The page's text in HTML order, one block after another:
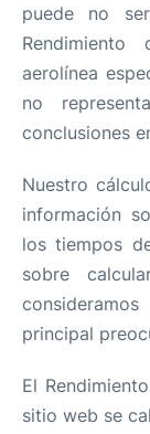
puede no
aerolínea
no
conclusiones
Nuestro
información
los tiempos
sobre
principal
El
sitio web se